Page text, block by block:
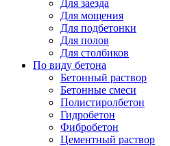
Для заезда
Для мощения
Для подбетонки
Для полов
Для столбиков
По виду бетона
Бетонный раствор
Бетонные смеси
Полистиролбетон
Гидробетон
Фибробетон
Цементный раствор